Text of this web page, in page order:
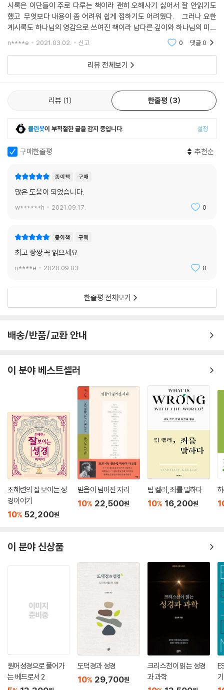
이 책은 요한계시록이 판타지 이야기를 읽듯 흥미진진한 마음으로 시대적
정황과 구조를 이해하고 장르적 특징과 상징들을 파악하면서 읽는다면 결
코 난해함이나 막연한 두려움을 품을 책이 아님을 이야기를 들려주듯 쉽게
설명한다. 4인의 특색 있고 조화로운 요한계시록 강의는 각자의 전문성을
포기하지 않으면서도 요한계시록을 알고 싶어 강연을 찾은 일반 그리스도
인들도 쉽게 듣고 이해할 수 있도록 그들을 위한 배려를 잃지 않는다. 이제
시록은 이단들이 주로 다루는 책이라 괜히 오해사기 싫어서 잘 안읽기도
했고 무엇보다 내용이 좀 어려워 쉽게 접하기도 어려웠다. 그러나 요한
계시록도 하나님의 영감으로 쓰여진 책이라 남다른 깊이와 하나님의 미래
에 일어날 일들에 대한 계시를 볼 수 있다. 죄가 이 땅을 정복한 결과 하나
n****e 2021.03.02. 신고 0 댓글0
리뷰 전체보기
리뷰 1 한줄평 3
클린봇이 부적절한 글을 감지 중입니다. 설정
구매한줄평 추천순
종이책 구매
많은 도움이 되었습니다.
w******h 2021.09.17. 0
종이책 구매
최고 짱짱 꼭 읽으세요
n****e 2020.09.03. 0
한줄평 전체보기
배송/반품/교환 안내
이 분야 베스트셀러
조혜련의 잘 보이는 성
경이야기
10% 52,200원
믿음이 넘어진 자리
10% 22,500원
팀 켈러, 죄를 말하다
10% 16,200원
이 분야 신상품
원어성경으로 풀어가
는 베드로서 2
도덕경과 성경
10% 29,700원
크리스천이 읽는 성경
과 과학
기